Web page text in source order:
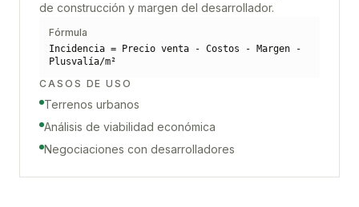
de construcción y margen del desarrollador.
Fórmula
Incidencia = Precio venta - Costos - Margen -
Plusvalía/m²
CASOS DE USO
Terrenos urbanos
Análisis de viabilidad económica
Negociaciones con desarrolladores